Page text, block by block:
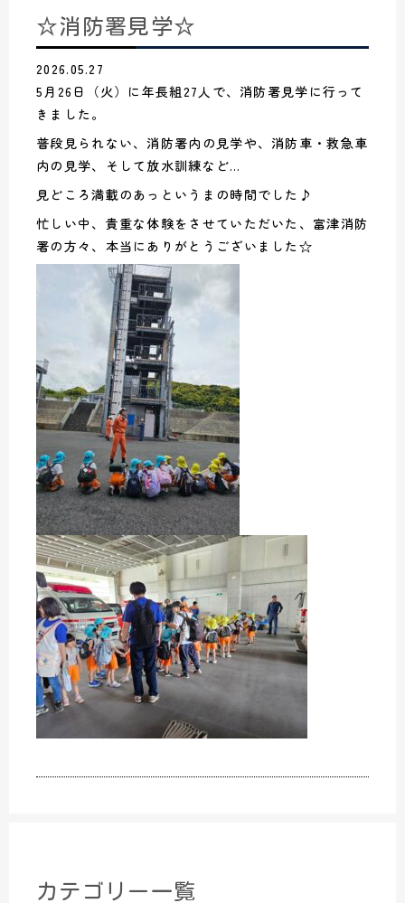
☆消防署見学☆
2026.05.27
5月26日（火）に年長組27人で、消防署見学に行って
きました。
普段見られない、消防署内の見学や、消防車・救急車
内の見学、そして放水訓練など…
見どころ満載のあっというまの時間でした♪
忙しい中、貴重な体験をさせていただいた、富津消防
署の方々、本当にありがとうございました☆
カテゴリー一覧